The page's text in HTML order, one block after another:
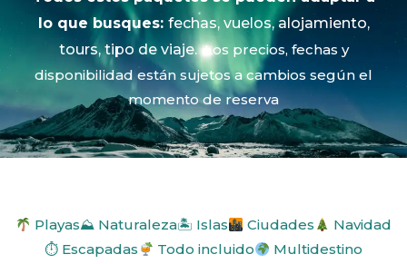
lo que busques: fechas, vuelos, alojamiento,
tours, tipo de viaje.Los precios, fechas y
disponibilidad están sujetos a cambios según el
momento de reserva
Playas⛰ Naturaleza🏝 Islas Ciudades
Navidad
⏱ Escapadas
Todo incluido
Multidestino